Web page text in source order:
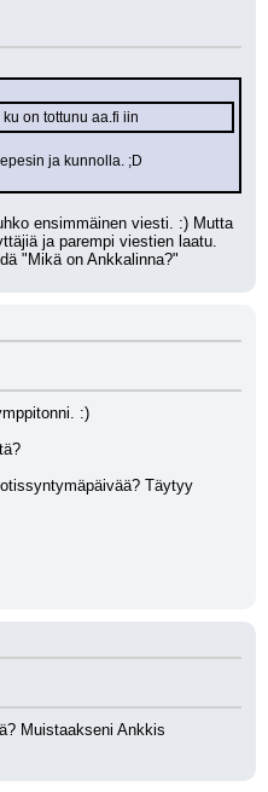
on tottunu aa.fi iin
ja kunnolla. ;D
ensimmäinen viesti. :) Mutta
ja parempi viestien laatu.
"Mikä on Ankkalinna?"
:)
Täytyy
Muistaakseni Ankkis